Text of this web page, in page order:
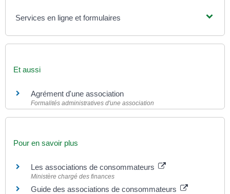
Services en ligne et formulaires
Et aussi
Agrément d'une association
Formalités administratives d'une association
Pour en savoir plus
Les associations de consommateurs
Ministère chargé des finances
Guide des associations de consommateurs